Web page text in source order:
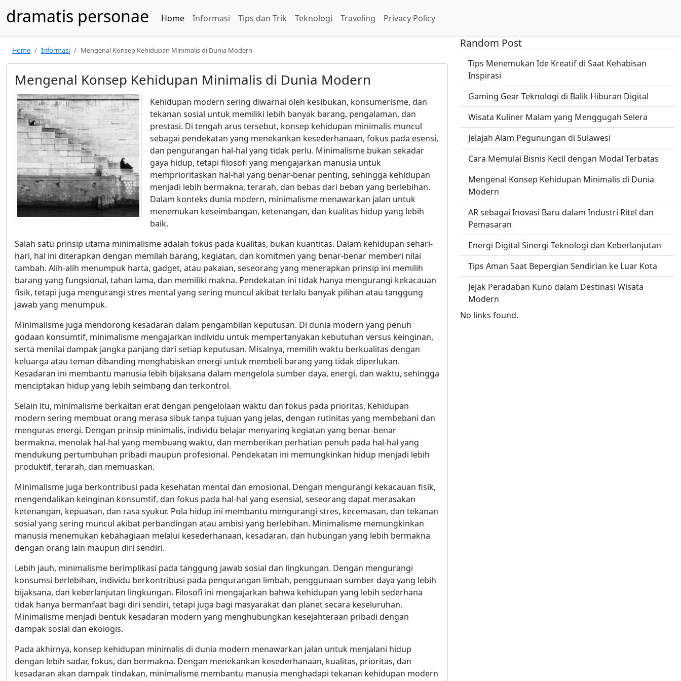
dramatis personae Home Informasi Tips dan Trik Teknologi Traveling Privacy Policy
Home Informasi Mengenal Konsep Kehidupan Minimalis di Dunia Modern
Mengenal Konsep Kehidupan Minimalis di Dunia Modern
Kehidupan modern sering diwarnai oleh kesibukan, konsumerisme, dan
tekanan sosial untuk memiliki lebih banyak barang, pengalaman, dan
prestasi. Di tengah arus tersebut, konsep kehidupan minimalis muncul
sebagai pendekatan yang menekankan kesederhanaan, fokus pada esensi,
dan pengurangan hal-hal yang tidak perlu. Minimalisme bukan sekadar
gaya hidup, tetapi filosofi yang mengajarkan manusia untuk
memprioritaskan hal-hal yang benar-benar penting, sehingga kehidupan
menjadi lebih bermakna, terarah, dan bebas dari beban yang berlebihan.
Dalam konteks dunia modern, minimalisme menawarkan jalan untuk
menemukan keseimbangan, ketenangan, dan kualitas hidup yang lebih
baik.
Salah satu prinsip utama minimalisme adalah fokus pada kualitas, bukan kuantitas. Dalam kehidupan sehari-
hari, hal ini diterapkan dengan memilah barang, kegiatan, dan komitmen yang benar-benar memberi nilai
tambah. Alih-alih menumpuk harta, gadget, atau pakaian, seseorang yang menerapkan prinsip ini memilih
barang yang fungsional, tahan lama, dan memiliki makna. Pendekatan ini tidak hanya mengurangi kekacauan
fisik, tetapi juga mengurangi stres mental yang sering muncul akibat terlalu banyak pilihan atau tanggung
jawab yang menumpuk.
Minimalisme juga mendorong kesadaran dalam pengambilan keputusan. Di dunia modern yang penuh
godaan konsumtif, minimalisme mengajarkan individu untuk mempertanyakan kebutuhan versus keinginan,
serta menilai dampak jangka panjang dari setiap keputusan. Misalnya, memilih waktu berkualitas dengan
keluarga atau teman dibanding menghabiskan energi untuk membeli barang yang tidak diperlukan.
Kesadaran ini membantu manusia lebih bijaksana dalam mengelola sumber daya, energi, dan waktu, sehingga
menciptakan hidup yang lebih seimbang dan terkontrol.
Selain itu, minimalisme berkaitan erat dengan pengelolaan waktu dan fokus pada prioritas. Kehidupan
modern sering membuat orang merasa sibuk tanpa tujuan yang jelas, dengan rutinitas yang membebani dan
menguras energi. Dengan prinsip minimalis, individu belajar menyaring kegiatan yang benar-benar
bermakna, menolak hal-hal yang membuang waktu, dan memberikan perhatian penuh pada hal-hal yang
mendukung pertumbuhan pribadi maupun profesional. Pendekatan ini memungkinkan hidup menjadi lebih
produktif, terarah, dan memuaskan.
Minimalisme juga berkontribusi pada kesehatan mental dan emosional. Dengan mengurangi kekacauan fisik,
mengendalikan keinginan konsumtif, dan fokus pada hal-hal yang esensial, seseorang dapat merasakan
ketenangan, kepuasan, dan rasa syukur. Pola hidup ini membantu mengurangi stres, kecemasan, dan tekanan
sosial yang sering muncul akibat perbandingan atau ambisi yang berlebihan. Minimalisme memungkinkan
manusia menemukan kebahagiaan melalui kesederhanaan, kesadaran, dan hubungan yang lebih bermakna
dengan orang lain maupun diri sendiri.
Lebih jauh, minimalisme berimplikasi pada tanggung jawab sosial dan lingkungan. Dengan mengurangi
konsumsi berlebihan, individu berkontribusi pada pengurangan limbah, penggunaan sumber daya yang lebih
bijaksana, dan keberlanjutan lingkungan. Filosofi ini mengajarkan bahwa kehidupan yang lebih sederhana
tidak hanya bermanfaat bagi diri sendiri, tetapi juga bagi masyarakat dan planet secara keseluruhan.
Minimalisme menjadi bentuk kesadaran modern yang menghubungkan kesejahteraan pribadi dengan
dampak sosial dan ekologis.
Pada akhirnya, konsep kehidupan minimalis di dunia modern menawarkan jalan untuk menjalani hidup
dengan lebih sadar, fokus, dan bermakna. Dengan menekankan kesederhanaan, kualitas, prioritas, dan
kesadaran akan dampak tindakan, minimalisme membantu manusia menghadapi tekanan kehidupan modern
Random Post
Tips Menemukan Ide Kreatif di Saat Kehabisan
Inspirasi
Gaming Gear Teknologi di Balik Hiburan Digital
Wisata Kuliner Malam yang Menggugah Selera
Jelajah Alam Pegunungan di Sulawesi
Cara Memulai Bisnis Kecil dengan Modal Terbatas
Mengenal Konsep Kehidupan Minimalis di Dunia
Modern
AR sebagai Inovasi Baru dalam Industri Ritel dan
Pemasaran
Energi Digital Sinergi Teknologi dan Keberlanjutan
Tips Aman Saat Bepergian Sendirian ke Luar Kota
Jejak Peradaban Kuno dalam Destinasi Wisata
Modern
No links found.